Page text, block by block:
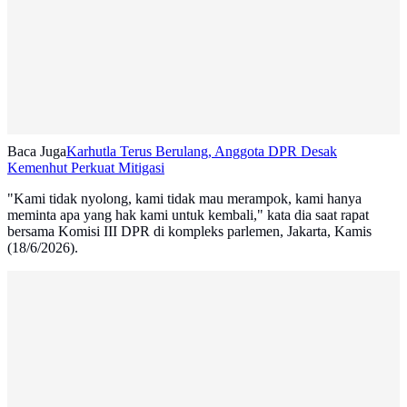
Baca JugaKarhutla Terus Berulang, Anggota DPR Desak
Kemenhut Perkuat Mitigasi
"Kami tidak nyolong, kami tidak mau merampok, kami hanya
meminta apa yang hak kami untuk kembali," kata dia saat rapat
bersama Komisi III DPR di kompleks parlemen, Jakarta, Kamis
(18/6/2026).